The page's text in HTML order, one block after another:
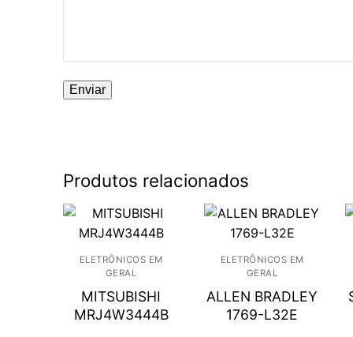
Produtos relacionados
ELETRÔNICOS EM
GERAL
MITSUBISHI
MRJ4W3444B
ELETRÔNICOS EM
GERAL
ALLEN BRADLEY
1769-L32E